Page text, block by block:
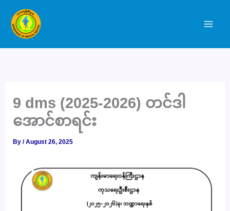
content
9 dms (2025-2026) တင်ဒါ
အောင်စာရင်း
By/August 26, 2025